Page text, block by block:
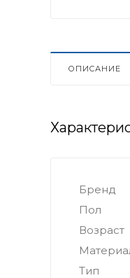
ОПИСАНИЕ
Бренд
Пол
Возраст
Тип